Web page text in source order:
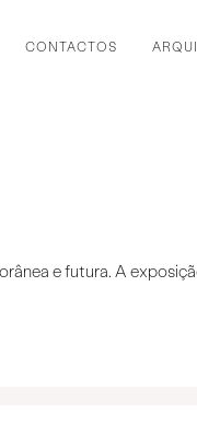
CONTACTOS
e futura. A